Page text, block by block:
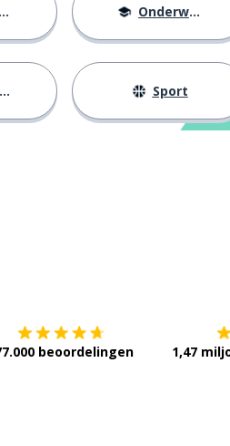
Onderwijs
Sport
beoordelingen 1,47